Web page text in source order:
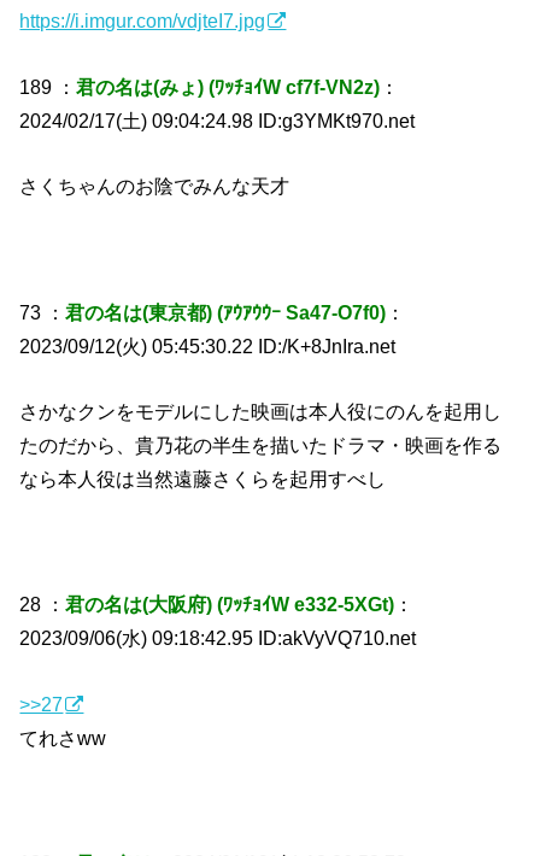
https://i.imgur.com/vdjteI7.jpg
189 ：君の名は(みょ) (ﾜｯﾁｮｲW cf7f-VN2z) ：
2024/02/17(土) 09:04:24.98 ID:g3YMKt970.net
さくちゃんのお陰でみんな天才
73 ：君の名は(東京都) (ｱｳｱｳｳｰ Sa47-O7f0) ：
2023/09/12(火) 05:45:30.22 ID:/K+8JnIra.net
さかなクンをモデルにした映画は本人役にのんを起用し
たのだから、貴乃花の半生を描いたドラマ・映画を作る
なら本人役は当然遠藤さくらを起用すべし
28 ：君の名は(大阪府) (ﾜｯﾁｮｲW e332-5XGt) ：
2023/09/06(水) 09:18:42.95 ID:akVyVQ710.net
>>27
てれさww